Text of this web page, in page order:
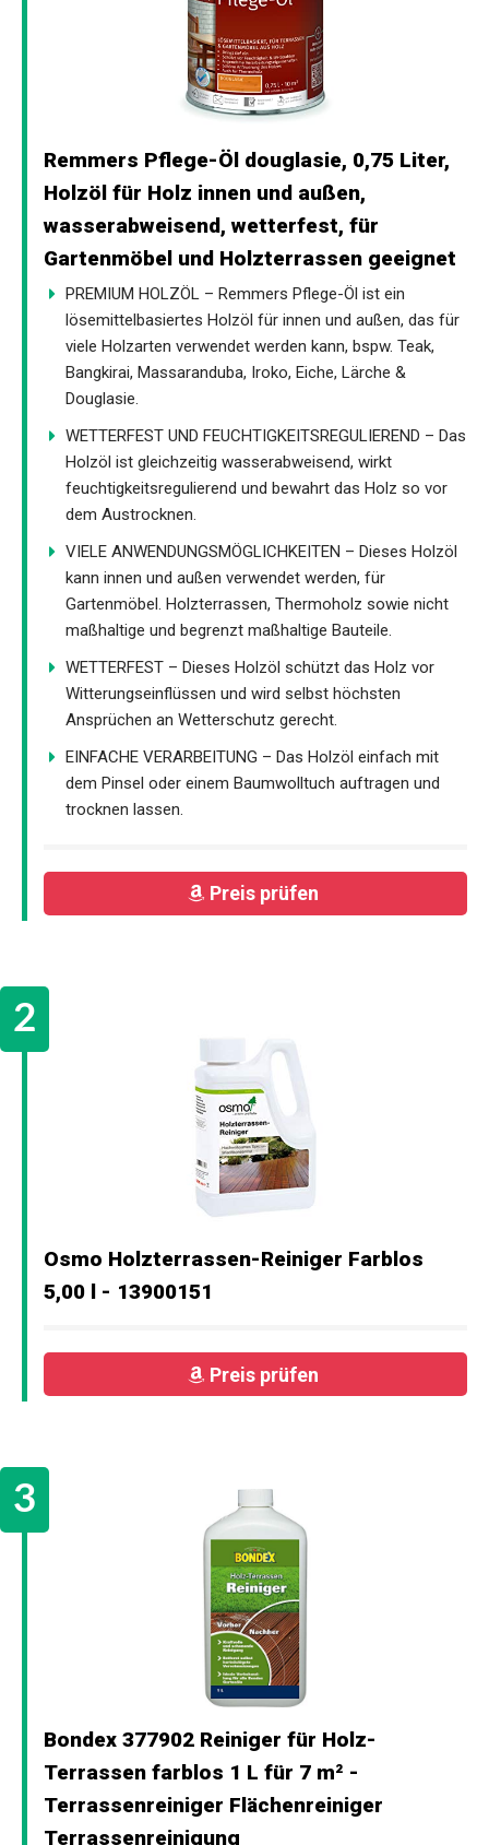
Remmers Pflege-Öl douglasie, 0,75 Liter,
Holzöl für Holz innen und außen,
wasserabweisend, wetterfest, für
Gartenmöbel und Holzterrassen geeignet
PREMIUM HOLZÖL – Remmers Pflege-Öl ist ein
lösemittelbasiertes Holzöl für innen und außen, das für
viele Holzarten verwendet werden kann, bspw. Teak,
Bangkirai, Massaranduba, Iroko, Eiche, Lärche &
Douglasie.
WETTERFEST UND FEUCHTIGKEITSREGULIEREND – Das
Holzöl ist gleichzeitig wasserabweisend, wirkt
feuchtigkeitsregulierend und bewahrt das Holz so vor
dem Austrocknen.
VIELE ANWENDUNGSMÖGLICHKEITEN – Dieses Holzöl
kann innen und außen verwendet werden, für
Gartenmöbel. Holzterrassen, Thermoholz sowie nicht
maßhaltige und begrenzt maßhaltige Bauteile.
WETTERFEST – Dieses Holzöl schützt das Holz vor
Witterungseinflüssen und wird selbst höchsten
Ansprüchen an Wetterschutz gerecht.
EINFACHE VERARBEITUNG – Das Holzöl einfach mit
dem Pinsel oder einem Baumwolltuch auftragen und
trocknen lassen.
Preis prüfen
Osmo Holzterrassen-Reiniger Farblos
5,00 l - 13900151
Preis prüfen
Bondex 377902 Reiniger für Holz-
Terrassen farblos 1 L für 7 m² -
Terrassenreiniger Flächenreiniger
Terrassenreinigung